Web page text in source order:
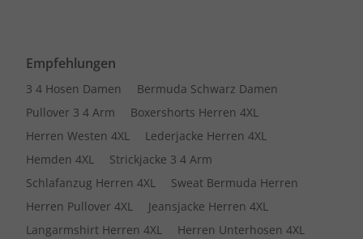
Empfehlungen
3 4 Hosen Damen
Bermuda Schwarz Damen
Pullover 3 4 Arm
Boxershorts Herren 4XL
Herren Westen 4XL
Lederjacke Herren 4XL
Hemden 4XL
Strickjacke 3 4 Arm
Schlafanzug Herren 4XL
Sweat Bermuda Herren
Herren Pullover 4XL
Jeansjacke Herren 4XL
Langarmshirt Herren 4XL
Herren Unterhosen 4XL